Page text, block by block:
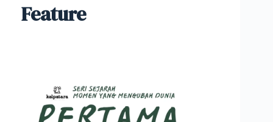
Feature